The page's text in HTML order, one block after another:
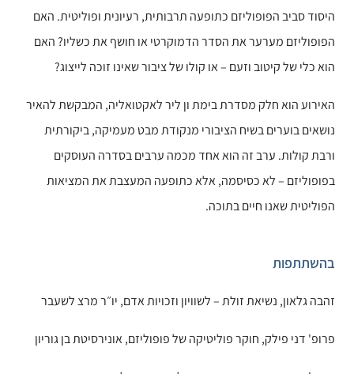
היסוד סביב הפופוליזם כתופעה תרבותית, רעיונית ופוליטית. האם
הפופוליזם מערער את הסדר הדמוקרטי או חושף את כשליו? האם
הוא כלי של קיטוב וזעם – או קולו של ציבור שאינו זוכה לייצוג?
האירוע הוא חלק מסדרת בימת ון ליר לאקטואליה, המבקשת להאיר
נושאים בוערים בשיח הציבורי מנקודת מבט מעמיקה, ביקורתית
ורבת קולות. ערב זה הוא אחד מכמה ערבים בסדרה העוסקים
בפופוליזם – לא כסיסמה, אלא כתופעה המעצבת את המציאות
הפוליטית שאנו חיים בתוכה.
בהשתתפות
זהבה גלאון, נשיאת זולת – לשוויון וזכויות אדם, יו״ר מרצ לשעבר
פרופ' דני פילק, חוקר פוליטיקה של פופוליזם, אונירסיטת בן גוריון